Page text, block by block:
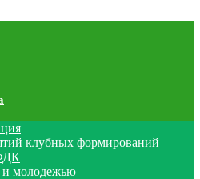
клубных формирований
и молодежью